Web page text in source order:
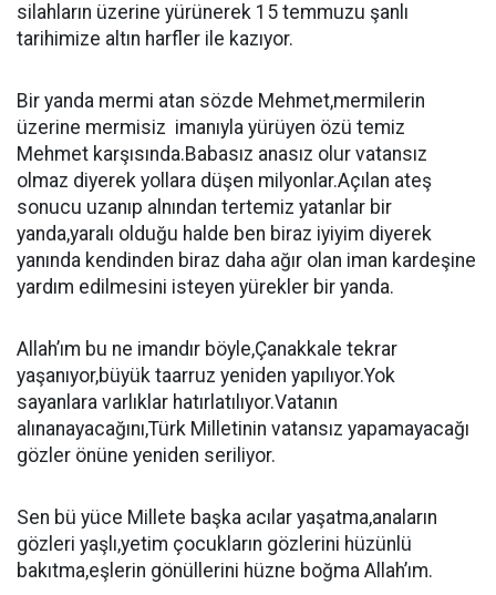
silahların üzerine yürünerek 15 temmuzu şanlı
tarihimize altın harfler ile kazıyor.
Bir yanda mermi atan sözde Mehmet,mermilerin
üzerine mermisiz imanıyla yürüyen özü temiz
Mehmet karşısında.Babasız anasız olur vatansız
olmaz diyerek yollara düşen milyonlar.Açılan ateş
sonucu uzanıp alnından tertemiz yatanlar bir
yanda,yaralı olduğu halde ben biraz iyiyim diyerek
yanında kendinden biraz daha ağır olan iman kardeşine
yardım edilmesini isteyen yürekler bir yanda.
Allah’ım bu ne imandır böyle,Çanakkale tekrar
yaşanıyor,büyük taarruz yeniden yapılıyor.Yok
sayanlara varlıklar hatırlatılıyor.Vatanın
alınanayacağını,Türk Milletinin vatansız yapamayacağı
gözler önüne yeniden seriliyor.
Sen bü yüce Millete başka acılar yaşatma,anaların
gözleri yaşlı,yetim çocukların gözlerini hüzünlü
bakıtma,eşlerin gönüllerini hüzne boğma Allah’ım.